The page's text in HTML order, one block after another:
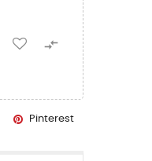

Pinterest